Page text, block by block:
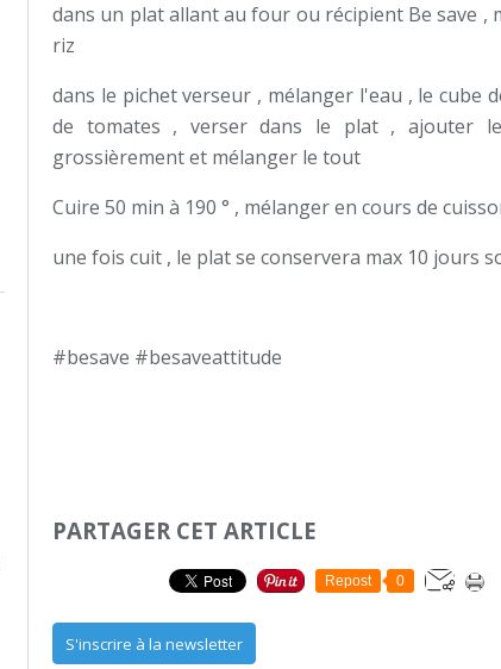
dans un plat allant au four ou récipient Be save ,
riz
dans le pichet verseur , mélanger l'eau , le cube
de tomates , verser dans le plat , ajouter
grossièrement et mélanger le tout
Cuire 50 min à 190 ° , mélanger en cours de
une fois cuit , le plat se conservera max 10 jours
#besave #besaveattitude
PARTAGER CET ARTICLE
Repost 0
S'inscrire à la newsletter